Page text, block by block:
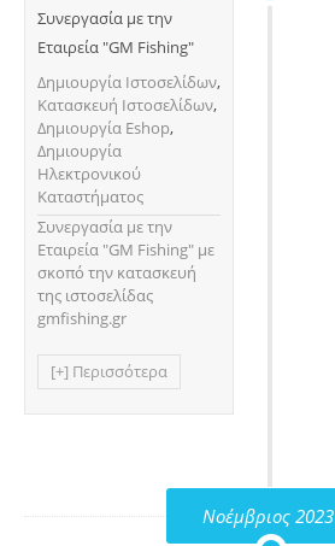
Συνεργασία με την
Εταιρεία "GM Fishing"
Δημιουργία Ιστοσελίδων,
Κατασκευή Ιστοσελίδων,
Δημιουργία Eshop,
Δημιουργία
Ηλεκτρονικού
Καταστήματος
Συνεργασία με την
Εταιρεία "GM Fishing" με
σκοπό την κατασκευή
της ιστοσελίδας
gmfishing.gr
[+] Περισσότερα
Νοέμβριος 2023